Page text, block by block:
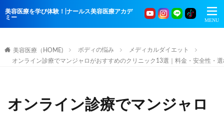
美容医療を学び体験！|ナールス美容医療アカデ
ミー
美容医療（HOME) ボディの悩み
メディカルダイエット
オンライン診療でマンジャロがおすすめのクリニック13選｜料金・安全性・
オンライン診療でマンジャロ